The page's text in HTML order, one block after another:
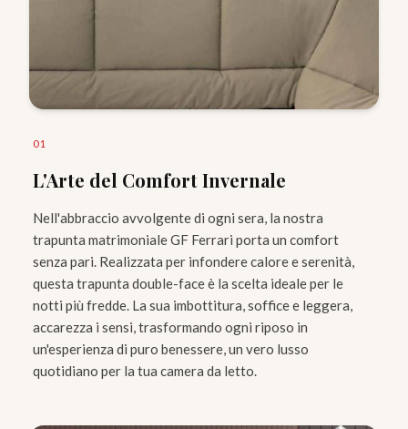
01
L'Arte del Comfort Invernale
Nell'abbraccio avvolgente di ogni sera, la nostra
trapunta matrimoniale GF Ferrari porta un comfort
senza pari. Realizzata per infondere calore e serenità,
questa trapunta double-face è la scelta ideale per le
notti più fredde. La sua imbottitura, soffice e leggera,
accarezza i sensi, trasformando ogni riposo in
un'esperienza di puro benessere, un vero lusso
quotidiano per la tua camera da letto.